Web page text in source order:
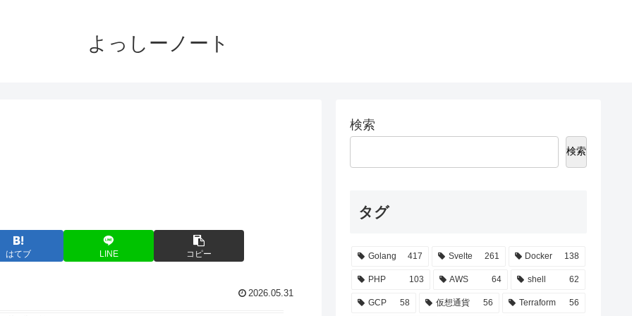
よっしーノート
はてブ LINE コピー
2026.05.31
検索
検索
タグ
Golang 417 Svelte 261 Docker 138
PHP 103 AWS 64 shell 62
GCP 58 仮想通貨 56 Terraform 56